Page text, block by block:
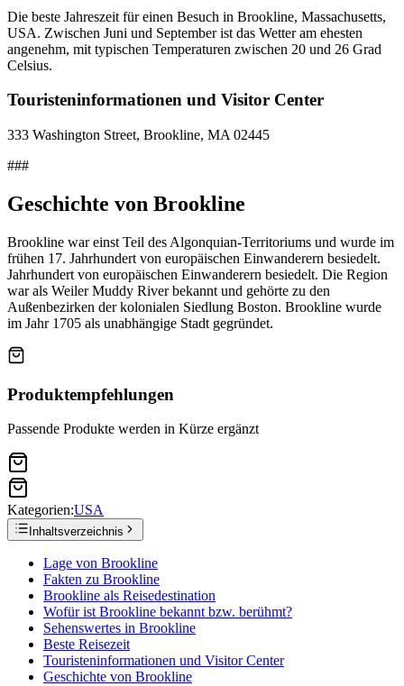
Die beste Jahreszeit für einen Besuch in Brookline, Massachusetts,
USA. Zwischen Juni und September ist das Wetter am ehesten
angenehm, mit typischen Temperaturen zwischen 20 und 26 Grad
Celsius.
Touristeninformationen und Visitor Center
333 Washington Street, Brookline, MA 02445
###
Geschichte von Brookline
Brookline war einst Teil des Algonquian-Territoriums und wurde im
frühen 17. Jahrhundert von europäischen Einwanderern besiedelt.
Jahrhundert von europäischen Einwanderern besiedelt. Die Region
war als Weiler Muddy River bekannt und gehörte zu den
Außenbezirken der kolonialen Siedlung Boston. Brookline wurde
im Jahr 1705 als unabhängige Stadt gegründet.
Produktempfehlungen
Passende Produkte werden in Kürze ergänzt
Kategorien:USA
Inhaltsverzeichnis
Lage von Brookline
Fakten zu Brookline
Brookline als Reisedestination
Wofür ist Brookline bekannt bzw. berühmt?
Sehenswertes in Brookline
Beste Reisezeit
Touristeninformationen und Visitor Center
Geschichte von Brookline